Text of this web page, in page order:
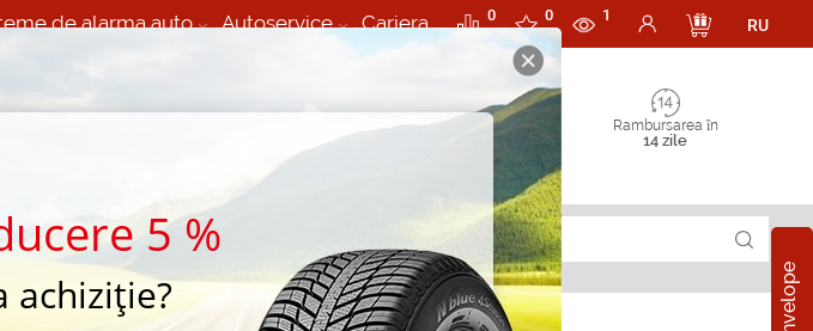
de alarma auto Autoservice Cariera 0 0 1
RU
Rambursarea în
14 zile
Winter Continental VanContact Winter 185 R14C 102/100Q
5 %
achiziție?